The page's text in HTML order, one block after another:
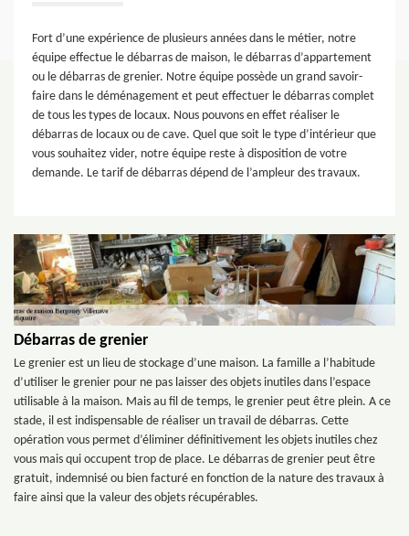
Fort d’une expérience de plusieurs années dans le métier, notre
équipe effectue le débarras de maison, le débarras d’appartement
ou le débarras de grenier. Notre équipe possède un grand savoir-
faire dans le déménagement et peut effectuer le débarras complet
de tous les types de locaux. Nous pouvons en effet réaliser le
débarras de locaux ou de cave. Quel que soit le type d’intérieur que
vous souhaitez vider, notre équipe reste à disposition de votre
demande. Le tarif de débarras dépend de l’ampleur des travaux.
Débarras de grenier
Le grenier est un lieu de stockage d’une maison. La famille a l’habitude
d’utiliser le grenier pour ne pas laisser des objets inutiles dans l’espace
utilisable à la maison. Mais au fil de temps, le grenier peut être plein. A ce
stade, il est indispensable de réaliser un travail de débarras. Cette
opération vous permet d’éliminer définitivement les objets inutiles chez
vous mais qui occupent trop de place. Le débarras de grenier peut être
gratuit, indemnisé ou bien facturé en fonction de la nature des travaux à
faire ainsi que la valeur des objets récupérables.